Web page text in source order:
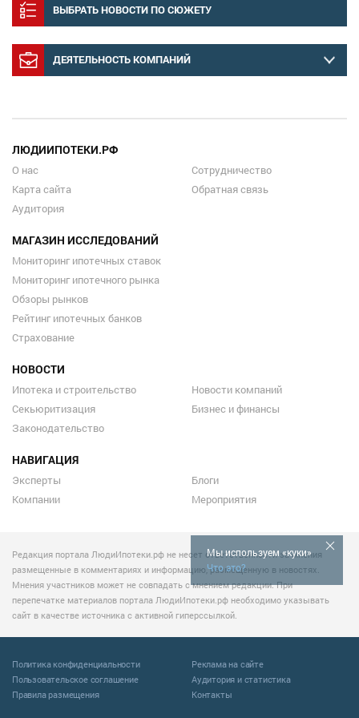
ВЫБРАТЬ НОВОСТИ ПО СЮЖЕТУ
ДЕЯТЕЛЬНОСТЬ КОМПАНИЙ
Мы используем «куки»
Что это?
ЛЮДИИПОТЕКИ.РФ
О нас
Карта сайта
Аудитория
Сотрудничество
Обратная связь
МАГАЗИН ИССЛЕДОВАНИЙ
Мониторинг ипотечных ставок
Мониторинг ипотечного рынка
Обзоры рынков
Рейтинг ипотечных банков
Страхование
НОВОСТИ
Ипотека и строительство
Секьюритизация
Законодательство
Новости компаний
Бизнес и финансы
НАВИГАЦИЯ
Эксперты
Компании
Блоги
Мероприятия
Редакция портала ЛюдиИпотеки.рф не несет ответственности за мнения
размещенные в комментариях и информацию, размещенную в новостях.
Мнения участников может не совпадать с мнением редакции. При
перепечатке материалов портала ЛюдиИпотеки.рф необходимо указывать
сайт в качестве источника с активной гиперссылкой.
Политика конфиденциальности
Пользовательское соглашение
Правила размещения
Реклама на сайте
Аудитория и статистика
Контакты